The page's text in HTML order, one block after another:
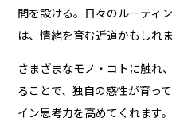
間を設ける。日々のルーティ
は、情緒を育む近道かもしれま
さまざまなモノ・コトに触れ
ることで、独自の感性が育っ
イン思考力を高めてくれます。